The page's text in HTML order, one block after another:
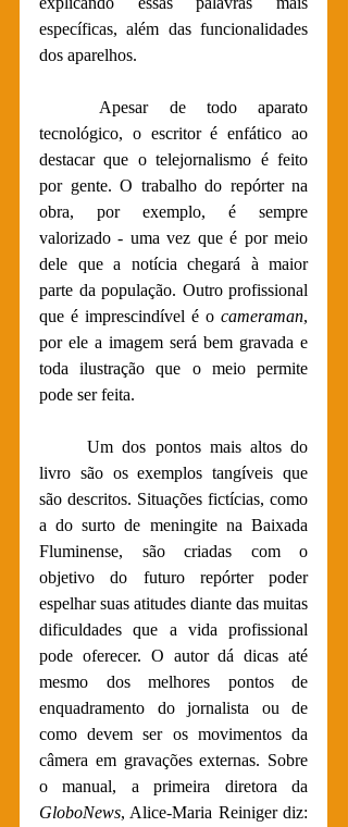
específicas, além das funcionalidades
dos aparelhos.
Apesar de todo aparato
tecnológico, o escritor é enfático ao
destacar que o telejornalismo é feito
por gente. O trabalho do repórter na
obra, por exemplo, é sempre
valorizado - uma vez que é por meio
dele que a notícia chegará à maior
parte da população. Outro profissional
que é imprescindível é o cameraman,
por ele a imagem será bem gravada e
toda ilustração que o meio permite
pode ser feita.
Um dos pontos mais altos do
livro são os exemplos tangíveis que
são descritos. Situações fictícias, como
a do surto de meningite na Baixada
Fluminense, são criadas com o
objetivo do futuro repórter poder
espelhar suas atitudes diante das muitas
dificuldades que a vida profissional
pode oferecer. O autor dá dicas até
mesmo dos melhores pontos de
enquadramento do jornalista ou de
como devem ser os movimentos da
câmera em gravações externas. Sobre
GloboNews, Alice-Maria Reiniger diz: